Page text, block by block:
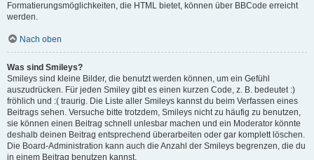
Formatierungsmöglichkeiten, die HTML bietet, können über BBCode erreicht
werden.
Nach oben
Was sind Smileys?
Smileys sind kleine Bilder, die benutzt werden können, um ein Gefühl
auszudrücken. Für jeden Smiley gibt es einen kurzen Code, z. B. bedeutet :)
fröhlich und :( traurig. Die Liste aller Smileys kannst du beim Verfassen eines
Beitrags sehen. Versuche bitte trotzdem, Smileys nicht zu häufig zu benutzen,
sie können einen Beitrag schnell unlesbar machen und ein Moderator könnte
deshalb deinen Beitrag entsprechend überarbeiten oder gar komplett löschen.
Die Board-Administration kann auch die Anzahl der Smileys begrenzen, die du
in einem Beitrag benutzen kannst.